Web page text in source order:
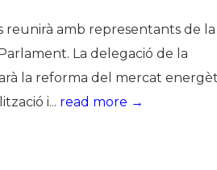
reunirà amb representants de la
La delegació de la
la reforma del mercat
i... read more →